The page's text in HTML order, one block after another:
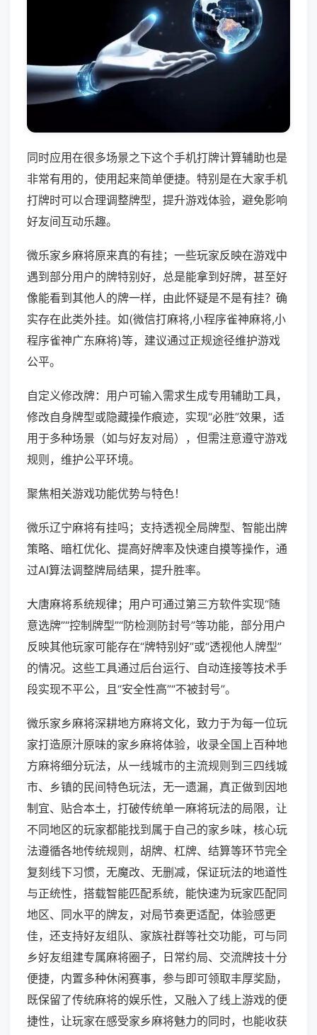
同时应用在很多场景之下这个手机打牌计算辅助也是
非常有用的，使用起来简单便捷。特别是在大家手机
打牌时可以合理调整牌型，提升游戏体验，避免影响
好友间互动乐趣。
微乐家乡麻将原来真的有挂；一些玩家反映在游戏中
遇到部分用户的牌特别好，总是能拿到好牌，甚至好
像能看到其他人的牌一样，由此怀疑是不是有挂？确
实存在此类外挂。如(微信打麻将,小程序雀神麻将,小
程序雀神广东麻将)等，建议通过正规途径维护游戏
公平。
自定义修改牌：用户可输入需求生成专用辅助工具，
修改自身牌型或隐藏操作痕迹，实现“必胜”效果，适
用于多种场景（如与好友对局），但需注意遵守游戏
规则，维护公平环境。
聚焦相关游戏功能优势与特色！
微乐辽宁麻将有挂吗；支持透视全局牌型、智能出牌
策略、暗杠优化、提高好牌率及快速自摸等操作，通
过AI算法调整牌局结果，提升胜率。
大唐麻将系统规律；用户可通过第三方软件实现“随
意选牌”“控制牌型”“防检测防封号”等功能，部分用户
反映其他玩家可能存在“牌特别好”或“透视他人牌型”
的情况。这些工具通过后台运行、自动连接等技术手
段实现不平公，且“安全性高”“不被封号”。
微乐家乡麻将深耕地方麻将文化，致力于为每一位玩
家打造原汁原味的家乡麻将体验，收录全国上百种地
方麻将细分玩法，从一线城市的主流规则到三四线城
市、乡镇的民间特色玩法，无一遗漏，真正做到因地
制宜、贴合本土，打破传统单一麻将玩法的局限，让
不同地区的玩家都能找到属于自己的家乡味，核心玩
法遵循各地传统规则，胡牌、杠牌、结算等环节完全
复刻线下习惯，无魔改、无删减，保证玩法的地道性
与正统性，搭载智能匹配系统，能快速为玩家匹配同
地区、同水平的牌友，对局节奏更适配，体验感更
佳，还支持好友组队、家族社群等社交功能，可与同
乡好友组建专属麻将圈子，日常约局、交流牌技十分
便捷，内置多种休闲赛事，参与即可领取丰厚奖励，
既保留了传统麻将的娱乐性，又融入了线上游戏的便
捷性，让玩家在感受家乡麻将魅力的同时，也能收获